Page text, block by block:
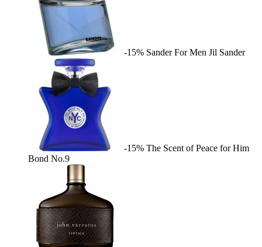
-15% Sander For Men Jil Sander
-15% The Scent of Peace for Him
Bond No.9